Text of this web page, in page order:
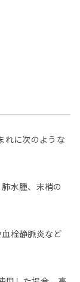
れに次のような
水腫、末梢の
栓静脈炎など